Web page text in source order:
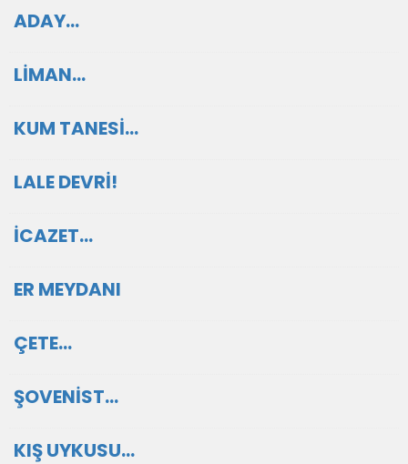
ADAY…
LİMAN…
KUM TANESİ…
LALE DEVRİ!
İCAZET…
ER MEYDANI
ÇETE…
ŞOVENİST…
KIŞ UYKUSU…